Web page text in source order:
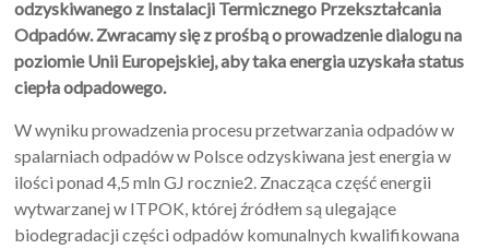
odzyskiwanego z Instalacji Termicznego Przekształcania
Odpadów. Zwracamy się z prośbą o prowadzenie dialogu na
poziomie Unii Europejskiej, aby taka energia uzyskała status
ciepła odpadowego.
W wyniku prowadzenia procesu przetwarzania odpadów w
spalarniach odpadów w Polsce odzyskiwana jest energia w
ilości ponad 4,5 mln GJ rocznie2. Znacząca część energii
wytwarzanej w ITPOK, której źródłem są ulegające
biodegradacji części odpadów komunalnych kwalifikowana